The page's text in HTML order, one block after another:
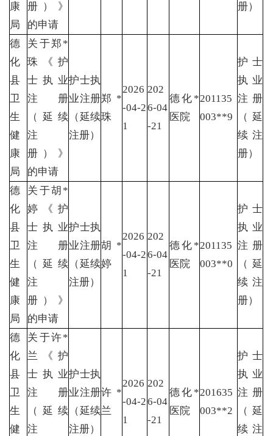
康
局
册）》
的申请
册）
德
化
县
卫
生
健
康
局
关于郑*
珠《护
士执业
注册
（延续
注
册）》
的申请
护士执
业注册
（延续
注册）
郑*
珠
2026
-04-2
1
202
6-04
-21
德化*
医院
201135
003**9
护士
执业
注册
（延
续注
册）
德
化
县
卫
生
健
康
局
关于胡*
婷《护
士执业
注册
（延续
注
册）》
的申请
护士执
业注册
（延续
注册）
胡*
婷
2026
-04-2
1
202
6-04
-21
德化*
医院
201135
003**0
护士
执业
注册
（延
续注
册）
德
化
县
卫
生
健
关于许*
兰《护
士执业
注册
（延续
注
护士执
业注册
（延续
注册）
许*
兰
2026
-04-2
1
202
6-04
-21
德化*
医院
201635
003**2
护士
执业
注册
（延
续注